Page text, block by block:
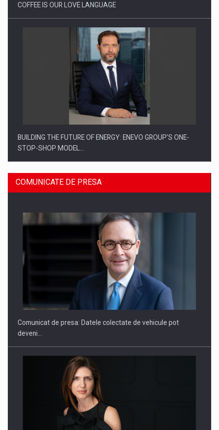
COFFEE IS OUR LOVE LANGUAGE
BUILDING THE FUTURE OF ENERGY: ENEVO GROUP’S ONE-
STOP-SHOP MODEL…
ROOTED IN ROMANIA, BUILT TO DELIVER TECHNOLOGY FOR
PUTTING ROMANIAN CORPORATE COMPANIES ON THE
COMUNICATE DE PRESA
Comunicat de presa: Datele colectate de vehicule pot
deveni…